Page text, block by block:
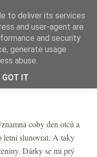
coby den otců a
letní slunovrat. A taky
Dárky se mi prý
to deliver its services
and user-agent are
and security
generate usage
abuse.
GOT IT